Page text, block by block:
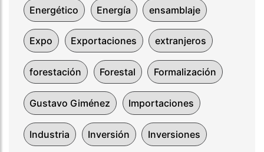
Energético Energía ensamblaje
Expo Exportaciones extranjeros
forestación Forestal Formalización
Gustavo Giménez Importaciones
Industria Inversión Inversiones